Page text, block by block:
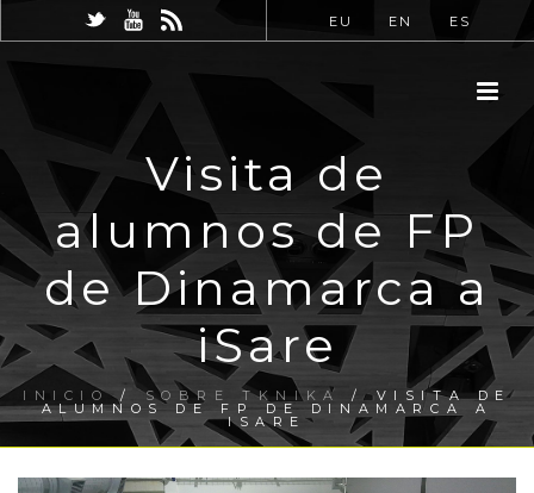
EU EN ES
Visita de
alumnos de FP
de Dinamarca a
iSare
INICIO/SOBRE TKNIKA / VISITA DE
ALUMNOS DE FP DE DINAMARCA A
ISARE